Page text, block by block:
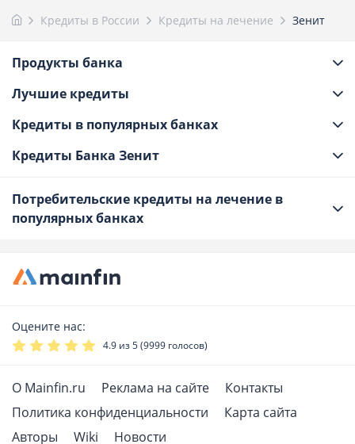
Кредиты в России Кредиты на лечение Зенит
Продукты банка
Лучшие кредиты
Кредиты в популярных банках
Кредиты Банка Зенит
Потребительские кредиты на лечение в
популярных банках
Оцените нас:
4.9 из 5 (9999 голосов)
О Mainfin.ru Реклама на сайте
Контакты
Политика конфиденциальности
Карта сайта
Авторы
Wiki Новости